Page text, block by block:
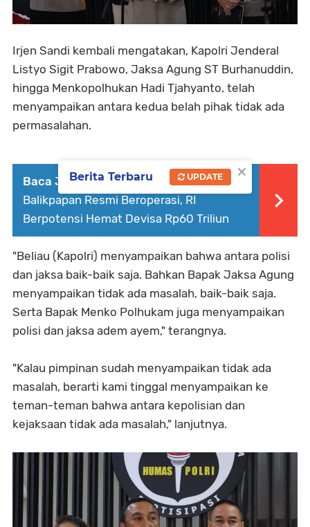
Irjen Sandi kembali mengatakan, Kapolri Jenderal
Listyo Sigit Prabowo, Jaksa Agung ST Burhanuddin,
hingga Menkopolhukan Hadi Tjahyanto, telah
menyampaikan antara kedua belah pihak tidak ada
permasalahan.
Baca Juga : Kilang Terintegrasi
Balikpapan Resmi Beroperasi, RI
Berpotensi Hemat Devisa Rp60 Triliun
"Beliau (Kapolri) menyampaikan bahwa antara polisi
dan jaksa baik-baik saja. Bahkan Bapak Jaksa Agung
menyampaikan tidak ada masalah, baik-baik saja.
Serta Bapak Menko Polhukam juga menyampaikan
polisi dan jaksa adem ayem," terangnya.
"Kalau pimpinan sudah menyampaikan tidak ada
masalah, berarti kami tinggal menyampaikan ke
teman-teman bahwa antara kepolisian dan
kejaksaan tidak ada masalah," lanjutnya.
×
Berita Terbaru UPDATE